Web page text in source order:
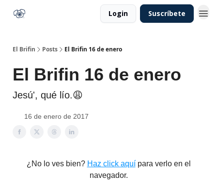
Login Suscríbete
El Brifin Posts El Brifin 16 de enero
El Brifin 16 de enero
Jesú', qué lío.😩
16 de enero de 2017
¿No lo ves bien? Haz click aquípara verlo en el
navegador.